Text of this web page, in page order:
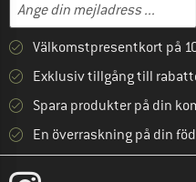
Välkomstpresentkort på
Exklusiv tillgång till
Spara produkter på din
En överraskning på din